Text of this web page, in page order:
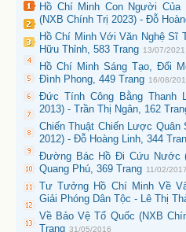
Hồ Chí Minh Con Người
(NXB Chính Trị 2023) - Đỗ
Hồ Chí Minh Với Văn Nghệ Sĩ
Hữu Thỉnh, 583 Trang 13/07/2021
Hồ Chí Minh Sáng Tạo, Đổi
Đình Phong, 449 Trang 16/08/
Đức Tính Công Bằng Thanh
2013) - Trần Thị Ngân, 162
Chiến Thuật Chiến Lược
2012) - Đỗ Hoàng Linh, 344
Đường Bác Hồ Đi Cứu Nước
Quang Phú, 369 Trang 11/02/2017
Tư Tưởng Hồ Chí Minh Về
Giải Phóng Dân Tộc - Lê Thị
Về Bảo Vệ Tổ Quốc (NXB
Trang 31/05/2016